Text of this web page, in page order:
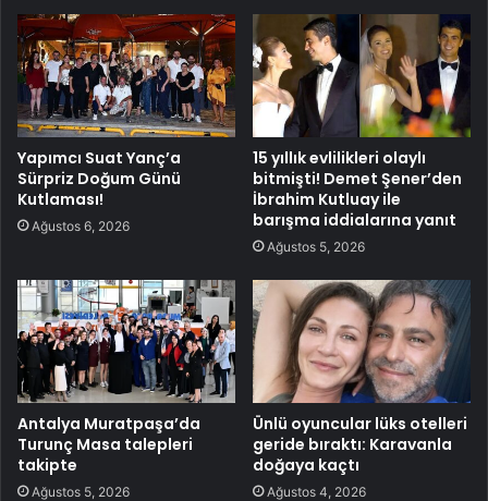
Yapımcı Suat Yanç’a
Sürpriz Doğum Günü
Kutlaması!
Ağustos 6, 2026
15 yıllık evlilikleri olaylı
bitmişti! Demet Şener’den
İbrahim Kutluay ile
barışma iddialarına yanıt
Ağustos 5, 2026
Antalya Muratpaşa’da
Turunç Masa talepleri
takipte
Ağustos 5, 2026
Ünlü oyuncular lüks otelleri
geride bıraktı: Karavanla
doğaya kaçtı
Ağustos 4, 2026